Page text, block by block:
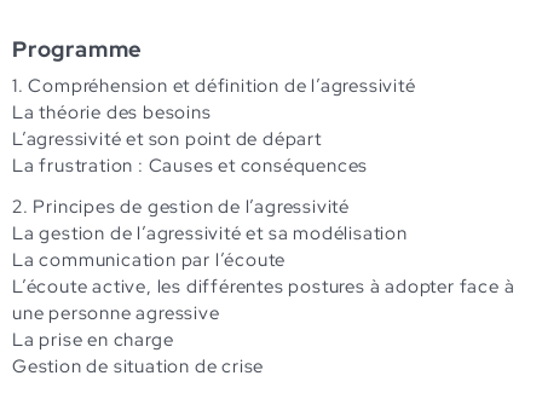
Programme
1. Compréhension et définition de l’agressivité
La théorie des besoins
L’agressivité et son point de départ
La frustration : Causes et conséquences
2. Principes de gestion de l’agressivité
La gestion de l’agressivité et sa modélisation
La communication par l’écoute
L’écoute active, les différentes postures à adopter face à
une personne agressive
La prise en charge
Gestion de situation de crise